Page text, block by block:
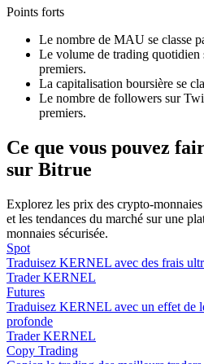
Analyse de mégadonnées, y
Guide de démarrage des
Points forts
Le nombre de MAU se classe
Le volume de trading quotidien
premiers.
La capitalisation boursière se
Le nombre de followers sur
premiers.
Ce que vous pouvez
sur Bitrue
Explorez les prix des crypto-
et les tendances du marché sur une
monnaies sécurisée.
Spot
Traduisez KERNEL avec des frais
Trader KERNEL
Futures
Traduisez KERNEL avec un effet de
profonde
Trader KERNEL
Copy Trading